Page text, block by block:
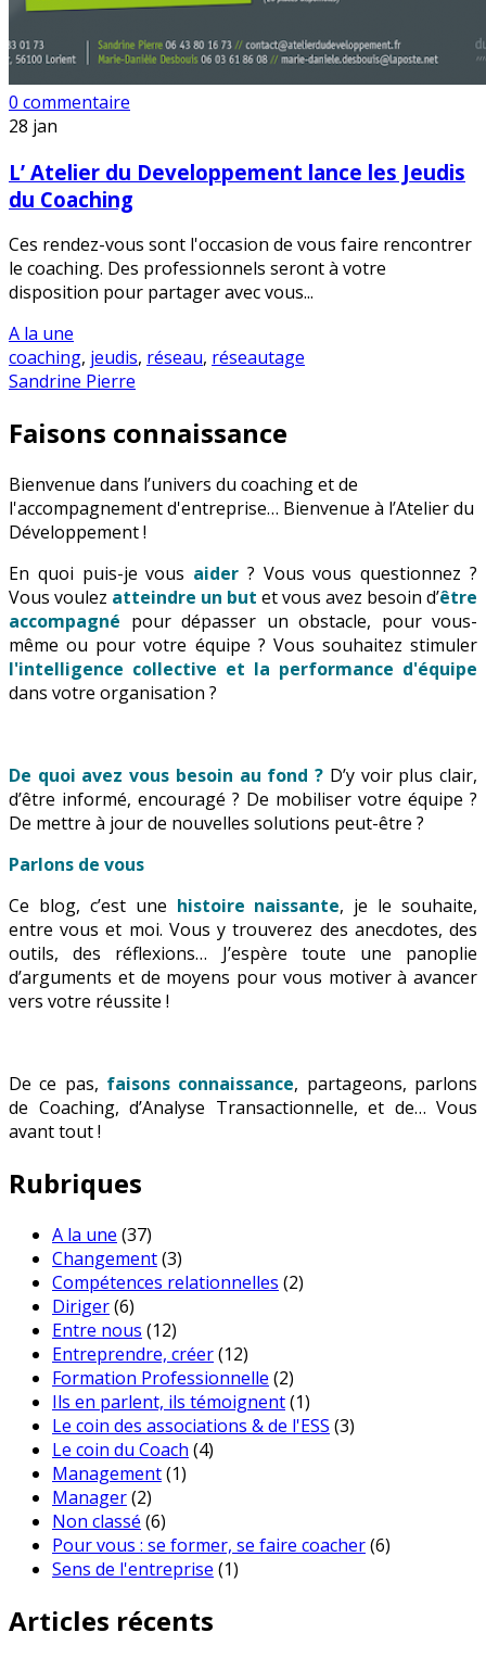
0 commentaire
28 jan
L’ Atelier du Developpement lance les Jeudis
du Coaching
Ces rendez-vous sont l'occasion de vous faire rencontrer
le coaching. Des professionnels seront à votre
disposition pour partager avec vous...
A la une
coaching, jeudis, réseau, réseautage
Sandrine Pierre
Faisons connaissance
Bienvenue dans l’univers du coaching et de
l'accompagnement d'entreprise… Bienvenue à l’Atelier du
Développement !
En quoi puis-je vous aider ? Vous vous questionnez ?
Vous voulez atteindre un but et vous avez besoin d’être
accompagné pour dépasser un obstacle, pour vous-
même ou pour votre équipe ? Vous souhaitez stimuler
l'intelligence collective et la performance d'équipe
dans votre organisation ?
De quoi avez vous besoin au fond ? D’y voir plus clair,
d’être informé, encouragé ? De mobiliser votre équipe ?
De mettre à jour de nouvelles solutions peut-être ?
Parlons de vous
Ce blog, c’est une histoire naissante, je le souhaite,
entre vous et moi. Vous y trouverez des anecdotes, des
outils, des réflexions… J’espère toute une panoplie
d’arguments et de moyens pour vous motiver à avancer
vers votre réussite !
De ce pas, faisons connaissance, partageons, parlons
de Coaching, d’Analyse Transactionnelle, et de… Vous
avant tout !
Rubriques
A la une (37)
Changement(3)
Compétences relationnelles (2)
Diriger(6)
Entre nous (12)
Entreprendre, créer(12)
Formation Professionnelle (2)
Ils en parlent, ils témoignent(1)
Le coin des associations & de l'ESS (3)
Le coin du Coach (4)
Management(1)
Manager(2)
Non classé (6)
Pour vous : se former, se faire coacher(6)
Sens de l'entreprise (1)
Articles récents